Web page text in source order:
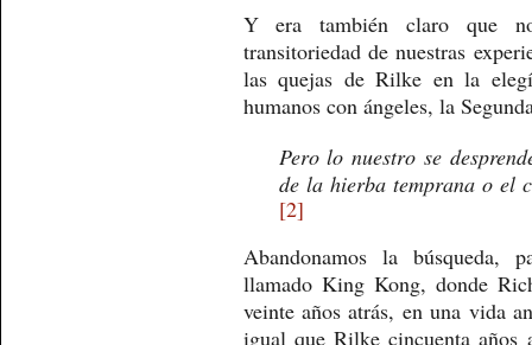
Y era también claro que
transitoriedad de nuestras
las quejas de Rilke en la
humanos con ángeles, la
Pero lo nuestro se
de la hierba temprana o el
[2]
Abandonamos la búsqueda,
llamado King Kong, donde
veinte años atrás, en una vida
igual que Rilke cincuenta años